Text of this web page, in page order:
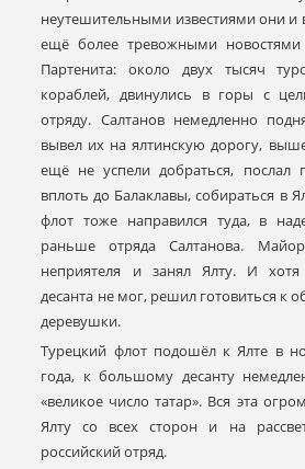
неутешительными известиями они и
ещё более тревожными
Партенита: около двух тысяч
кораблей, двинулись в горы с
отряду. Салтанов немедленно
вывел их на ялтинскую дорогу,
ещё не успели добраться, послал
вплоть до Балаклавы, собираться в
флот тоже направился туда, в
раньше отряда Салтанова.
неприятеля и занял Ялту. И
десанта не мог, решил готовиться к
деревушки.
Турецкий флот подошёл к Ялте в
года, к большому десанту
«великое число татар». Вся эта
Ялту со всех сторон и на
российский отряд.